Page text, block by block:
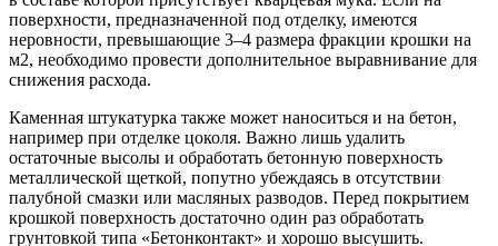
поверхности, предназначенной под отделку, имеются
неровности, превышающие 3–4 размера фракции крошки на
м2, необходимо провести дополнительное выравнивание для
снижения расхода.
Каменная штукатурка также может наноситься и на бетон,
например при отделке цоколя. Важно лишь удалить
остаточные высолы и обработать бетонную поверхность
металлической щеткой, попутно убеждаясь в отсутствии
палубной смазки или масляных разводов. Перед покрытием
крошкой поверхность достаточно один раз обработать
грунтовкой типа «Бетонконтакт» и хорошо высушить.